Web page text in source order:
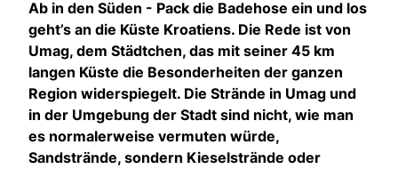
Ab in den Süden - Pack die Badehose ein und los
geht’s an die Küste Kroatiens. Die Rede ist von
Umag, dem Städtchen, das mit seiner 45 km
langen Küste die Besonderheiten der ganzen
Region widerspiegelt. Die Strände in Umag und
in der Umgebung der Stadt sind nicht, wie man
es normalerweise vermuten würde,
Sandstrände, sondern Kieselstrände oder